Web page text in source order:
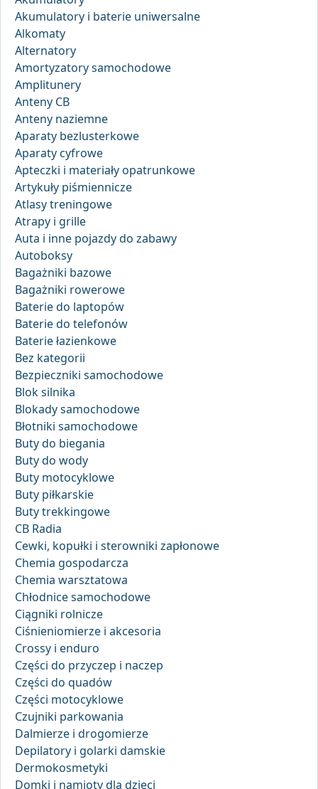
Akumulatory i baterie uniwersalne
Alkomaty
Alternatory
Amortyzatory samochodowe
Amplitunery
Anteny CB
Anteny naziemne
Aparaty bezlusterkowe
Aparaty cyfrowe
Apteczki i materiały opatrunkowe
Artykuły piśmiennicze
Atlasy treningowe
Atrapy i grille
Auta i inne pojazdy do zabawy
Autoboksy
Bagażniki bazowe
Bagażniki rowerowe
Baterie do laptopów
Baterie do telefonów
Baterie łazienkowe
Bez kategorii
Bezpieczniki samochodowe
Blok silnika
Blokady samochodowe
Błotniki samochodowe
Buty do biegania
Buty do wody
Buty motocyklowe
Buty piłkarskie
Buty trekkingowe
CB Radia
Cewki, kopułki i sterowniki zapłonowe
Chemia gospodarcza
Chemia warsztatowa
Chłodnice samochodowe
Ciągniki rolnicze
Ciśnieniomierze i akcesoria
Crossy i enduro
Części do przyczep i naczep
Części do quadów
Części motocyklowe
Czujniki parkowania
Dalmierze i drogomierze
Depilatory i golarki damskie
Dermokosmetyki
Domki i namioty dla dzieci